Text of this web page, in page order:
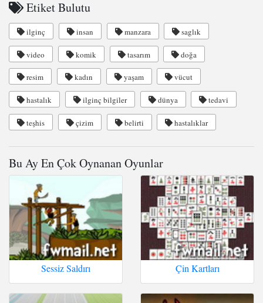
Etiket Bulutu
ilginç insan manzara saglık
video komik tasarım doğa
resim kadın yaşam vücut
hastalık ilginç bilgiler dünya tedavi
teşhis çizim belirti hastalıklar
Bu Ay En Çok Oynanan Oyunlar
Sessiz Saldırı Çin Kartları